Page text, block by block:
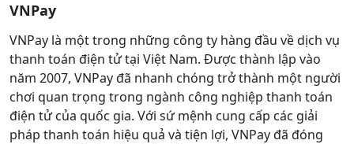
VNPay
VNPay là một trong những công ty hàng đầu về dịch vụ
thanh toán điện tử tại Việt Nam. Được thành lập vào
năm 2007, VNPay đã nhanh chóng trở thành một người
chơi quan trọng trong ngành công nghiệp thanh toán
điện tử của quốc gia. Với sứ mệnh cung cấp các giải
pháp thanh toán hiệu quả và tiện lợi, VNPay đã đóng